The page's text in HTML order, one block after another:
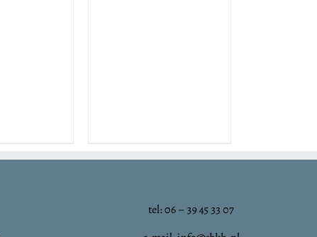
tel: 06 – 39 45 33 07